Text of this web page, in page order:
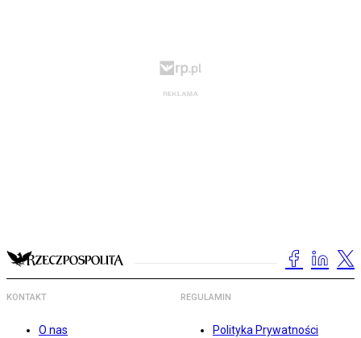
KONTAKT
O nas
REGULAMIN
Polityka Prywatności